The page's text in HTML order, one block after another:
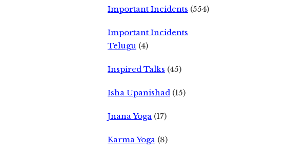
Important Incidents (554)
Important Incidents
Telugu (4)
Inspired Talks (45)
Isha Upanishad (15)
Jnana Yoga (17)
Karma Yoga (8)